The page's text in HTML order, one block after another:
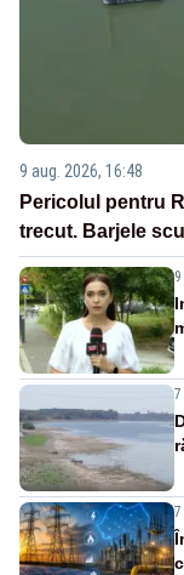
9 aug. 2026, 16:48
Pericolul pentru
trecut. Barjele
7
7